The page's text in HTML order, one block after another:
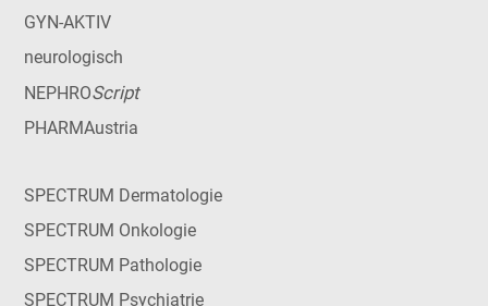
GYN-AKTIV
neurologisch
NEPHROScript
PHARMAustria
SPECTRUM Dermatologie
SPECTRUM Onkologie
SPECTRUM Pathologie
SPECTRUM Psychiatrie